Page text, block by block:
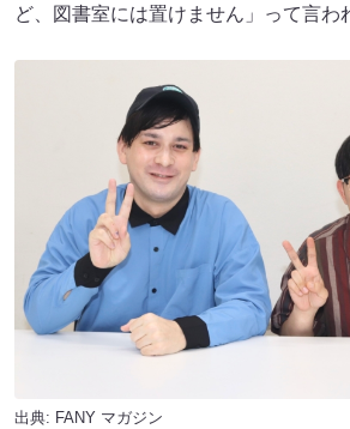
ど、図書室には置けません」って言わ
出典: FANY マガジン